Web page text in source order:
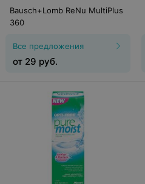
Bausch+Lomb ReNu MultiPlus
360
Все предложения
от 29 руб.